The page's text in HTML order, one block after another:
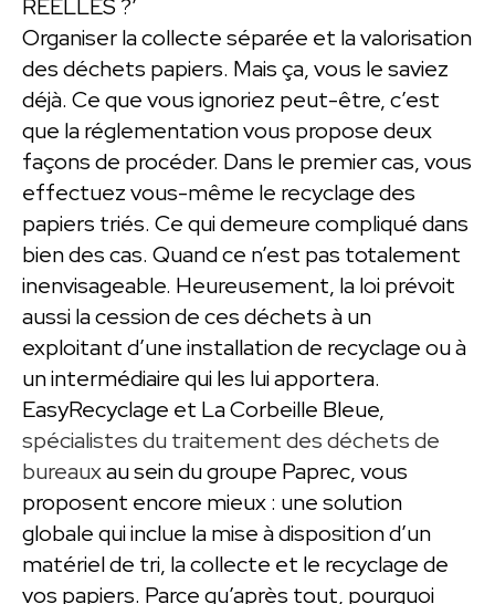
RÉELLES ?’
Organiser la collecte séparée et la valorisation
des déchets papiers. Mais ça, vous le saviez
déjà. Ce que vous ignoriez peut-être, c’est
que la réglementation vous propose deux
façons de procéder. Dans le premier cas, vous
effectuez vous-même le recyclage des
papiers triés. Ce qui demeure compliqué dans
bien des cas. Quand ce n’est pas totalement
inenvisageable. Heureusement, la loi prévoit
aussi la cession de ces déchets à un
exploitant d’une installation de recyclage ou à
un intermédiaire qui les lui apportera.
EasyRecyclage et La Corbeille Bleue,
spécialistes du traitement des déchets de
bureauxau sein du groupe Paprec, vous
proposent encore mieux : une solution
globale qui inclue la mise à disposition d’un
matériel de tri, la collecte et le recyclage de
vos papiers. Parce qu’après tout, pourquoi